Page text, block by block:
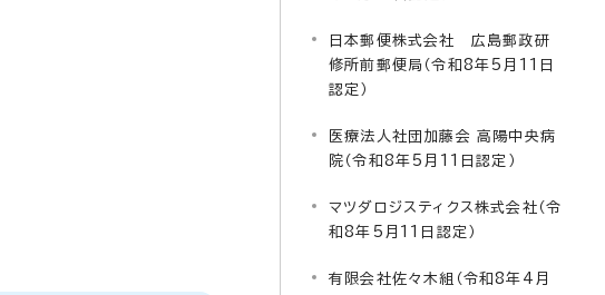
日本郵便株式会社 広島郵政研
修所前郵便局（令和8年5月11日
認定）
医療法人社団加藤会 高陽中央病
院（令和8年5月11日認定）
マツダロジスティクス株式会社（令
和8年5月11日認定）
有限会社佐々木組（令和8年4月